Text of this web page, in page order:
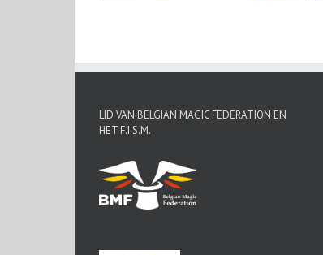
LID VAN BELGIAN MAGIC FEDERATION EN
HET F.I.S.M.